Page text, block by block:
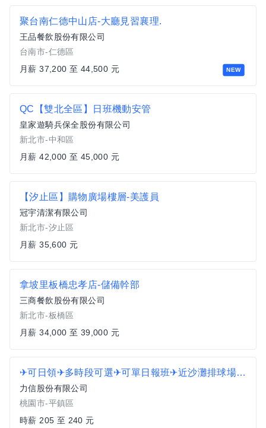
NEW
聚台南仁德中山店-大廳見習襄理.
王品餐飲股份有限公司
台南市-仁德區
月薪 37,200 至 44,500 元
QC【雙北全區】日班機動安管
皇家遊騎兵保全股份有限公司
新北市-中和區
月薪 42,000 至 45,000 元
【汐止區】購物廣場樓層-美護員
冠宇清潔有限公司
新北市-汐止區
月薪 35,600 元
拿坡里板橋忠孝店-儲備幹部
三商餐飲股份有限公司
新北市-板橋區
月薪 34,000 至 39,000 元
✈可日領✈多時段可選✈可單日報班✈近沙灘排球場✈小包裹理貨A1
力信股份有限公司
桃園市-平鎮區
時薪 205 至 240 元